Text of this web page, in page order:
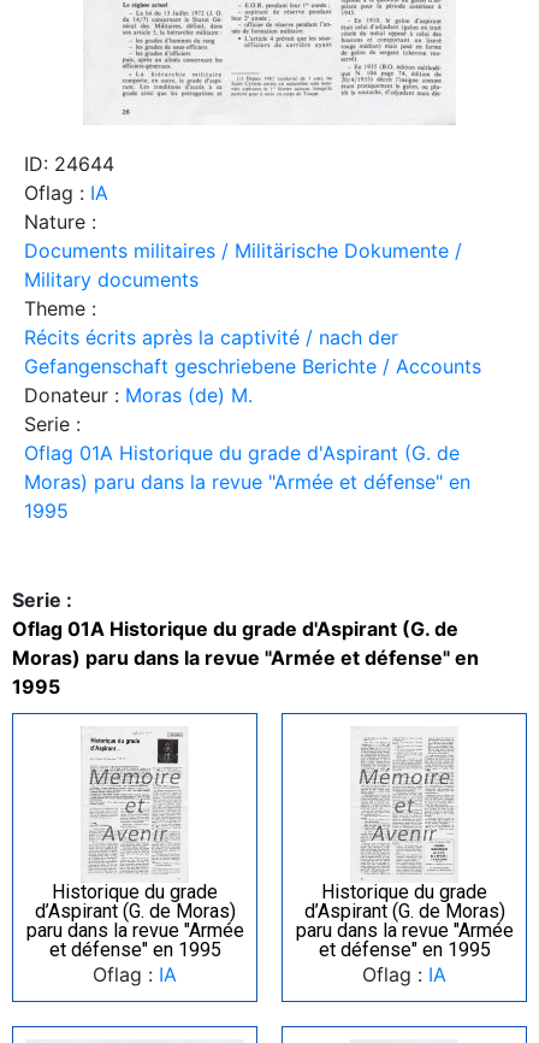
ID: 24644
Oflag : IA
Nature :
Documents militaires / Militärische Dokumente /
Military documents
Theme :
Récits écrits après la captivité / nach der
Gefangenschaft geschriebene Berichte / Accounts
Donateur : Moras (de) M.
Serie :
Oflag 01A Historique du grade d'Aspirant (G. de
Moras) paru dans la revue "Armée et défense" en
1995
Serie :
Oflag 01A Historique du grade d'Aspirant (G. de
Moras) paru dans la revue "Armée et défense" en
1995
Historique du grade
d’Aspirant (G. de Moras)
paru dans la revue "Armée
et défense" en 1995
Oflag : IA
Historique du grade
d’Aspirant (G. de Moras)
paru dans la revue "Armée
et défense" en 1995
Oflag : IA